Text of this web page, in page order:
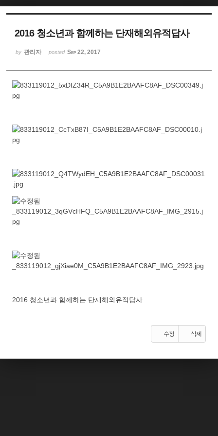
2016 청소년과 함께하는 단재해외유적답사
by 관리자 posted Sep 22, 2017
2016 청소년과 함께하는 단재해외유적답사
수정 삭제